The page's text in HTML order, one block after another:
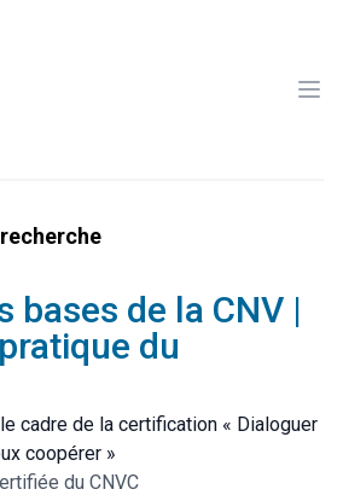
bases de la CNV |
du
cadre de la certification « Dialoguer
coopérer »
du CNVC